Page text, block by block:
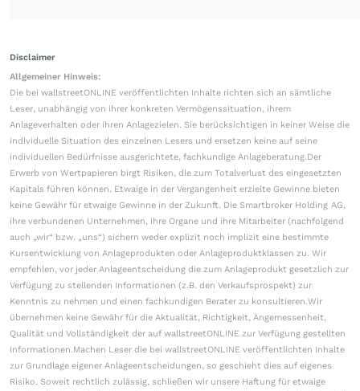
Disclaimer
Allgemeiner Hinweis:
Die bei wallstreetONLINE veröffentlichten Inhalte richten sich an sämtliche
Leser, unabhängig von ihrer konkreten Vermögenssituation, ihrem
Anlageverhalten oder ihren Anlagezielen. Sie berücksichtigen in keiner Weise die
individuelle Situation des einzelnen Lesers und ersetzen keine auf seine
individuellen Bedürfnisse ausgerichtete, fachkundige Anlageberatung.Der
Erwerb von Wertpapieren birgt Risiken, die zum Totalverlust des eingesetzten
Kapitals führen können. Etwaige in der Vergangenheit erzielte Gewinne bieten
keine Gewähr für etwaige Gewinne in der Zukunft. Die Smartbroker Holding AG,
ihre verbundenen Unternehmen, ihre Organe und ihre Mitarbeiter (nachfolgend
auch „wir“ bzw. „uns“) sichern weder explizit noch implizit eine bestimmte
Kursentwicklung von Anlageprodukten oder Anlageproduktklassen zu. Wir
empfehlen, vor jeder Anlageentscheidung die zum Anlageprodukt gesetzlich zur
Verfügung zu stellenden Informationen (z.B. den Verkaufsprospekt) zur
Kenntnis zu nehmen und einen fachkundigen Berater zu konsultieren.Wir
übernehmen keine Gewähr für die Aktualität, Richtigkeit, Angemessenheit,
Qualität und Vollständigkeit der auf wallstreetONLINE zur Verfügung gestellten
Informationen.Machen Leser die bei wallstreetONLINE veröffentlichten Inhalte
zur Grundlage eigener Anlageentscheidungen, so geschieht dies auf eigenes
Risiko. Soweit rechtlich zulässig, schließen wir unsere Haftung für etwaige